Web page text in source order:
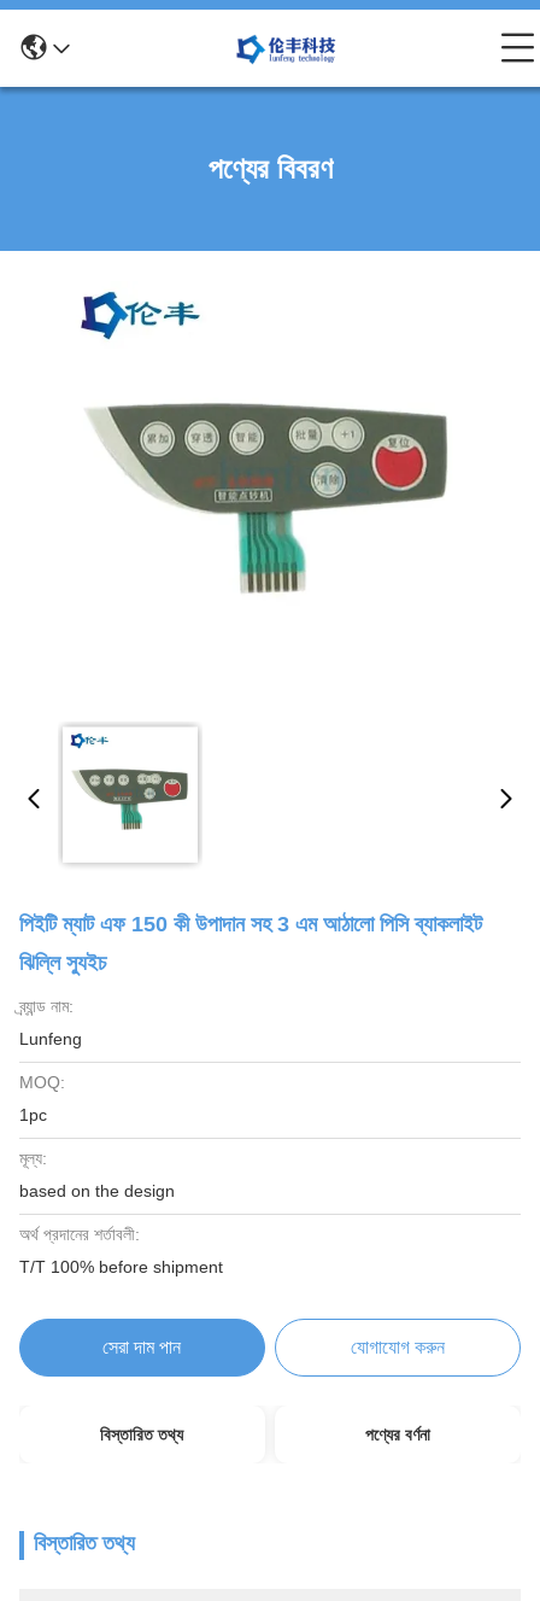
পণ্যের বিবরণ
পিইটি ম্যাট এফ 150 কী উপাদান সহ 3 এম আঠালো পিসি ব্যাকলাইট
ঝিল্লি স্যুইচ
ব্র্যান্ড নাম:
Lunfeng
MOQ:
1pc
মূল্য:
based on the design
অর্থ প্রদানের শর্তাবলী:
T/T 100% before shipment
সেরা দাম পান যোগাযোগ করুন
বিস্তারিত তথ্য পণ্যের বর্ণনা
বিস্তারিত তথ্য